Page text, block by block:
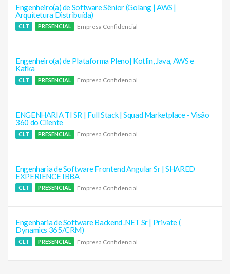
Engenheiro(a) de Software Sênior (Golang | AWS |
Arquitetura Distribuída)
CLT PRESENCIAL Empresa Confidencial
Engenheiro(a) de Plataforma Pleno| Kotlin, Java, AWS e
Kafka
CLT PRESENCIAL Empresa Confidencial
ENGENHARIA TI SR | Full Stack | Squad Marketplace - Visão
360 do Cliente
CLT PRESENCIAL Empresa Confidencial
Engenharia de Software Frontend Angular Sr | SHARED
EXPERIENCE IBBA
CLT PRESENCIAL Empresa Confidencial
Engenharia de Software Backend .NET Sr | Private (
Dynamics 365/CRM)
CLT PRESENCIAL Empresa Confidencial